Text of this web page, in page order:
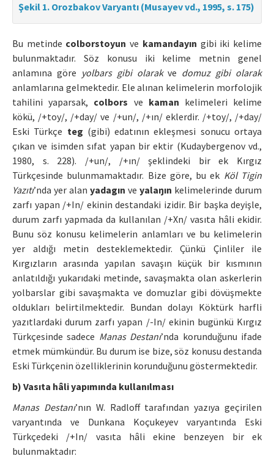
Şekil 1. Orozbakov Varyantı (Musayev vd., 1995, s. 175)
Bu metinde colborstoyun ve kamandayın gibi iki kelime
bulunmaktadır. Söz konusu iki kelime metnin genel
anlamına göre yolbars gibi olarakve domuz gibi olarak
anlamlarına gelmektedir. Ele alınan kelimelerin morfolojik
tahilini yaparsak, colbors ve kaman kelimeleri kelime
kökü, /+toy/, /+day/ ve /+un/, /+ın/ eklerdir. /+toy/, /+day/
Eski Türkçe teg (gibi) edatının ekleşmesi sonucu ortaya
çıkan ve isimden sıfat yapan bir ektir (Kudaybergenov vd.,
1980, s. 228). /+un/, /+ın/ şeklindeki bir ek Kırgız
Türkçesinde bulunmamaktadır. Bize göre, bu ek Köl Tigin
Yazıtı’nda yer alan yadagın ve yalaŋın kelimelerinde durum
zarfı yapan /+In/ ekinin destandaki izidir. Bir başka deyişle,
durum zarfı yapmada da kullanılan /+Xn/ vasıta hâli ekidir.
Bunu söz konusu kelimelerin anlamları ve bu kelimelerin
yer aldığı metin desteklemektedir. Çünkü Çinliler ile
Kırgızların arasında yapılan savaşın küçük bir kısmının
anlatıldığı yukarıdaki metinde, savaşmakta olan askerlerin
yolbarslar gibi savaşmakta ve domuzlar gibi dövüşmekte
oldukları belirtilmektedir. Bundan dolayı Köktürk harfli
yazıtlardaki durum zarfı yapan /-In/ ekinin bugünkü Kırgız
Türkçesinde sadece Manas Destanı’nda korunduğunu ifade
etmek mümkündür. Bu durum ise bize, söz konusu destanda
Eski Türkçenin özelliklerinin korunduğunu göstermektedir.
b) Vasıta hâli yapımında kullanılması
Manas Destanı’nın W. Radloff tarafından yazıya geçirilen
varyantında ve Dunkana Koçukeyev varyantında Eski
Türkçedeki /+In/ vasıta hâli ekine benzeyen bir ek
bulunmaktadır: